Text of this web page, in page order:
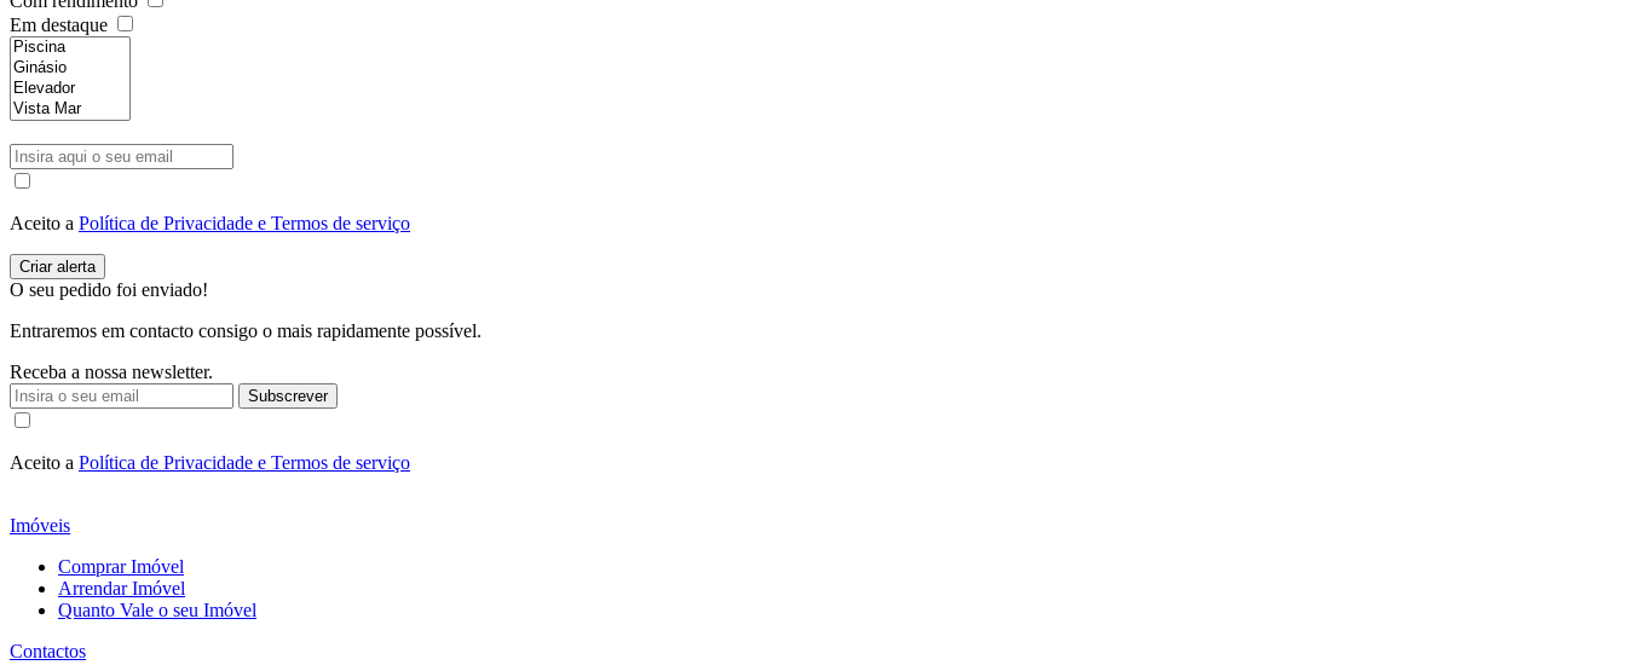
Em destaque
Aceito a Política de Privacidade e Termos de serviço
O seu pedido foi enviado!
Entraremos em contacto consigo o mais rapidamente possível.
Receba a nossa newsletter.
Subscrever
Aceito a Política de Privacidade e Termos de serviço
Imóveis
Comprar Imóvel
Arrendar Imóvel
Quanto Vale o seu Imóvel
Contactos